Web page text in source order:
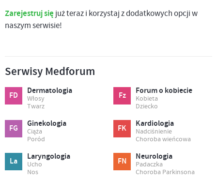
Zarejestruj się już teraz i korzystaj z dodatkowych opcji w
naszym serwisie!
Serwisy Medforum
FD Dermatologia
Włosy
Twarz
Fz Forum o kobiecie
Kobieta
Dziecko
FG Ginekologia
Ciąża
Poród
FK Kardiologia
Nadciśnienie
Choroba wieńcowa
La Laryngologia
Ucho
Nos
FN Neurologia
Padaczka
Choroba Parkinsona